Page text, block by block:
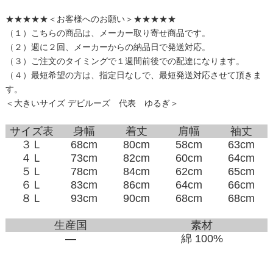
★★★★★＜お客様へのお願い＞★★★★★
（１）こちらの商品は、メーカー取り寄せ商品です。
（２）週に２回、メーカーからの納品日で発送対応。
（３）ご注文のタイミングで１週間前後での配達になります。
（４）最短希望の方は、指定日なしで、最短発送対応させて頂きま
す。
＜大きいサイズ デビルーズ 代表 ゆるぎ＞
サイズ表 身幅 着丈 肩幅
袖丈
３Ｌ
68cm 80cm 58cm
63cm
４Ｌ
73cm 82cm 60cm
64cm
５Ｌ
78cm 84cm 62cm
65cm
６Ｌ
83cm 86cm 64cm
66cm
８Ｌ
93cm 90cm 68cm 68cm
生産国
素材
―
綿 100%